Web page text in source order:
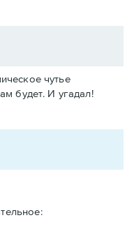
чутье
будет. И угадал!